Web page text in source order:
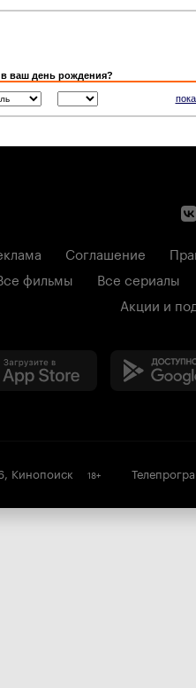
ваш день рождения?
Соглашение
фильмы
Все сериалы
Акции и
, Кинопоиск 18+